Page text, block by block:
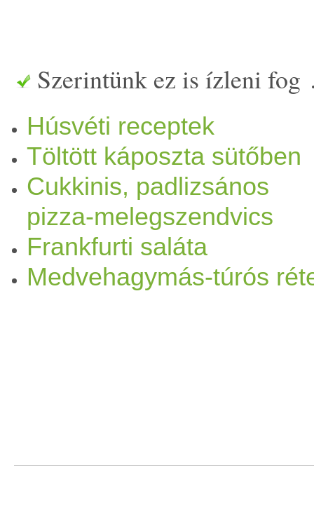
tesszük, és előmelegített
Szerintünk ez is ízleni
Húsvéti receptek
Töltött káposzta sütőben
Cukkinis, padlizsános
pizza-melegszendvics
Frankfurti saláta
Medvehagymás-túrós